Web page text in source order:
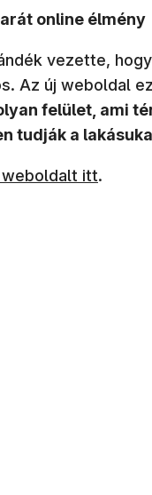
online élmény
vezette,
Az új weboldal
felület, ami
tudják a
weboldalt itt.